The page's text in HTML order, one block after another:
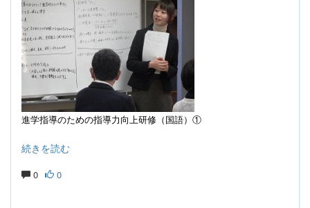
進学指導のための指導力向上研修（国語）①
続きを読む
0 0